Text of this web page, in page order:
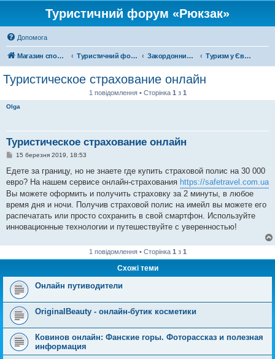
Туристичний форум «Рюкзак»
Допомога
Магазин спорядження Туристичний форум «Рюкзак» Закордонний туризм Туризм у Європі
Туристическое страхование онлайн
1 повідомлення • Сторінка 1 з 1
Olga
Туристическое страхование онлайн
П
в
д
о
м
л
е
н
н
15 березня 2019, 18:53
Едете за границу, но не знаете где купить страховой полис на 30 000
евро? На нашем сервисе онлайн-страхования https://safetravel.com.ua
Вы можете оформить и получить страховку за 2 минуты, в любое
время дня и ночи. Получив страховой полис на имейл вы можете его
распечатать или просто сохранить в свой смартфон. Используйте
инновационные технологии и путешествуйте с уверенностью!
1 повідомлення • Сторінка 1 з 1
Схожі теми
Онлайн путиводители
OriginalBeauty - онлайн‑бутик косметики
Ковинов онлайн: Фанские горы. Фоторассказ и полезная
информация